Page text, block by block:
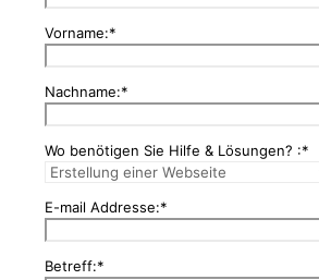
Vorname:*
Nachname:*
Wo benötigen Sie Hilfe & Lösungen? :*
E-mail Addresse:*
Betreff:*